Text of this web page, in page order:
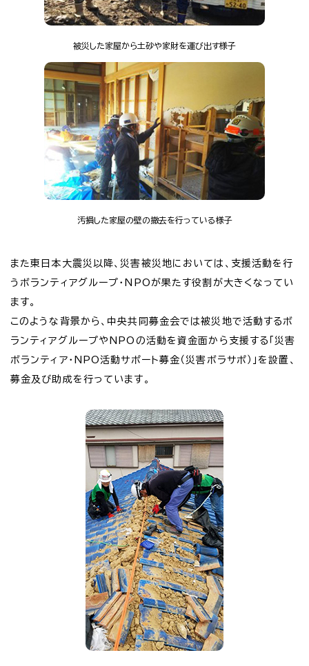
被災した家屋から土砂や家財を運び出す様子
汚損した家屋の壁の撤去を行っている様子
また東日本大震災以降、災害被災地においては、支援活動を行
うボランティアグループ・NPOが果たす役割が大きくなってい
ます。
このような背景から、中央共同募金会では被災地で活動するボ
ランティアグループやNPOの活動を資金面から支援する「災害
ボランティア・NPO活動サポート募金（災害ボラサポ）」を設置、
募金及び助成を行っています。